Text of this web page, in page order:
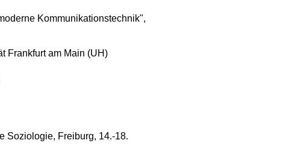
Kommunikationstechnik",
Frankfurt am Main (UH)
Soziologie, Freiburg, 14.-18.